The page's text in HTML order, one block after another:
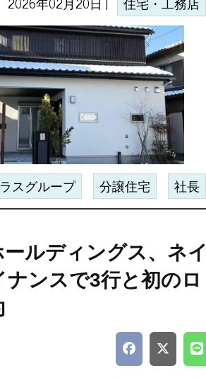
住宅・工務店
スグループ 分譲住宅 社長
ルディングス、ネイ
ナンスで3行と初のロ